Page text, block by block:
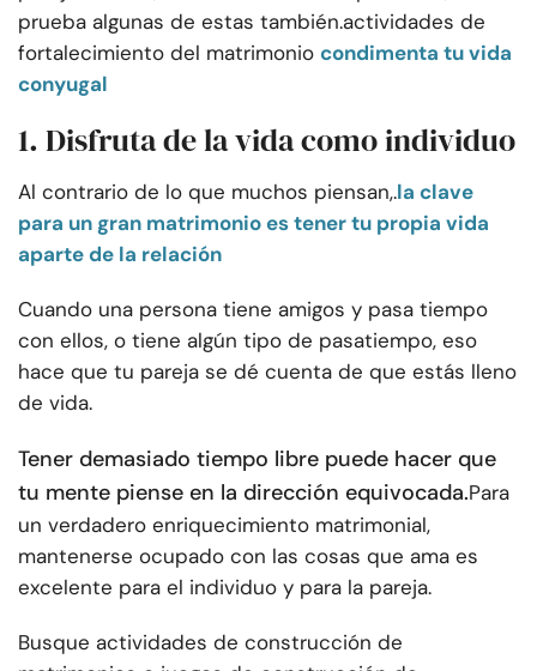
prueba algunas de estas también.actividades de
fortalecimiento del matrimonio condimenta tu vida
conyugal
1. Disfruta de la vida como individuo
Al contrario de lo que muchos piensan,.la clave
para un gran matrimonio es tener tu propia vida
aparte de la relación
Cuando una persona tiene amigos y pasa tiempo
con ellos, o tiene algún tipo de pasatiempo, eso
hace que tu pareja se dé cuenta de que estás lleno
de vida.
Tener demasiado tiempo libre puede hacer que
tu mente piense en la dirección equivocada.Para
un verdadero enriquecimiento matrimonial,
mantenerse ocupado con las cosas que ama es
excelente para el individuo y para la pareja.
Busque actividades de construcción de